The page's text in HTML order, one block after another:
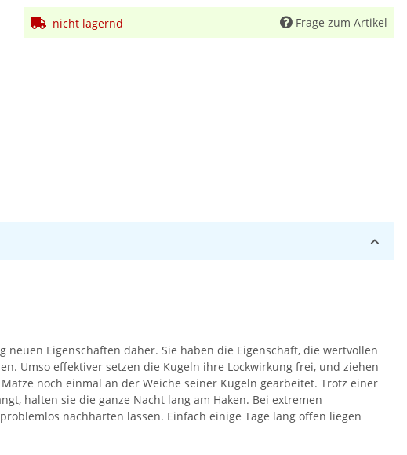
nicht lagernd Frage zum Artikel
Eigenschaften daher. Sie haben die Eigenschaft, die wertvollen
Umso effektiver setzen die Kugeln ihre Lockwirkung frei, und ziehen
noch einmal an der Weiche seiner Kugeln gearbeitet. Trotz einer
halten sie die ganze Nacht lang am Haken. Bei extremen
nachhärten lassen. Einfach einige Tage lang offen liegen